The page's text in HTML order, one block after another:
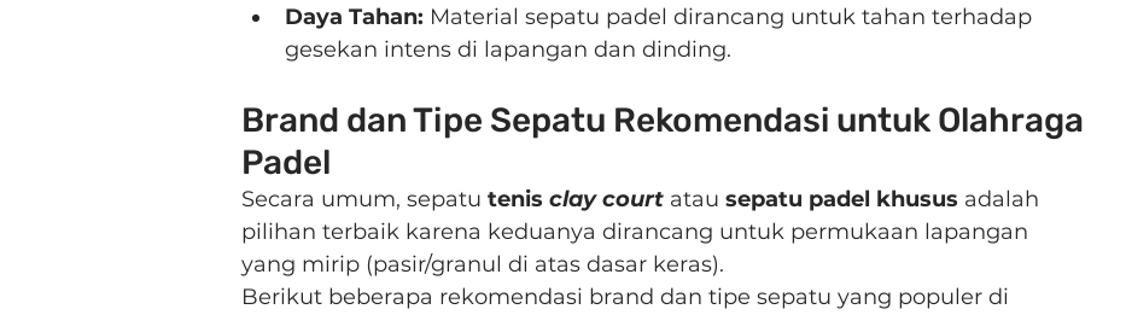
Daya Tahan: Material sepatu padel dirancang untuk tahan terhadap
gesekan intens di lapangan dan dinding.
Brand dan Tipe Sepatu Rekomendasi untuk Olahraga
Padel
Secara umum, sepatu tenis clay court atau sepatu padel khusus adalah
pilihan terbaik karena keduanya dirancang untuk permukaan lapangan
yang mirip (pasir/granul di atas dasar keras).
Berikut beberapa rekomendasi brand dan tipe sepatu yang populer di